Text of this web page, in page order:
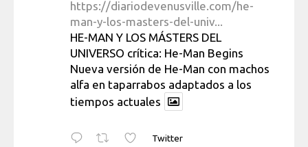
https://diariodevenusville.com/he-
man-y-los-masters-del-univ...
HE-MAN Y LOS MÁSTERS DEL
UNIVERSO crítica: He-Man Begins
Nueva versión de He-Man con machos
alfa en taparrabos adaptados a los
tiempos actuales
Twitter